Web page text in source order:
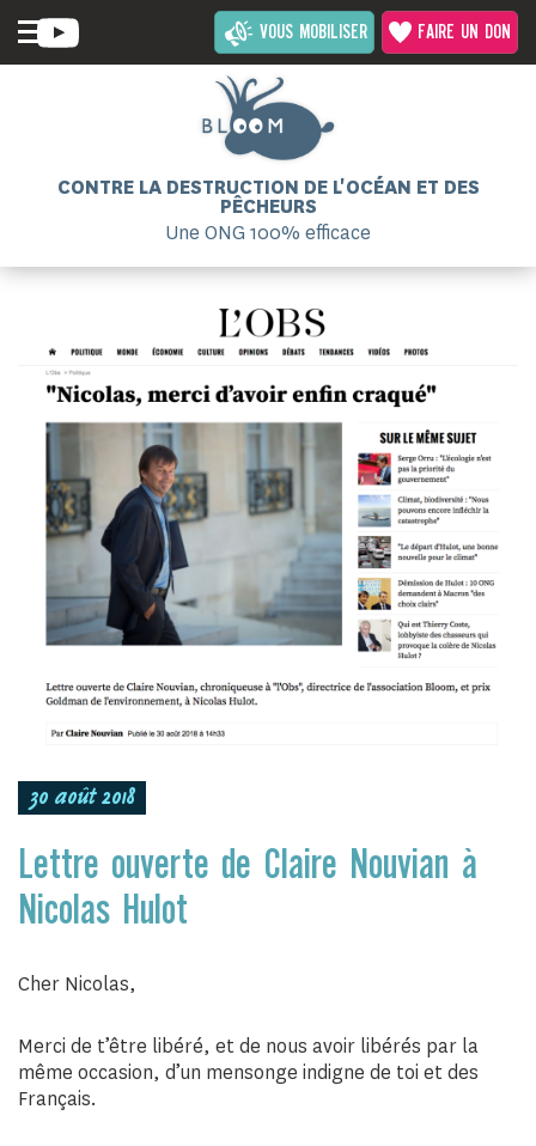
CONTRE LA DESTRUCTION DE L'OCÉAN ET DES
PÊCHEURS
Une ONG 100% efficace
VOUS MOBILISER FAIRE UN DON
30 août 2018
Lettre ouverte de Claire Nouvian à
Nicolas Hulot
Cher Nicolas,
Merci de t’être libéré, et de nous avoir libérés par la
même occasion, d’un mensonge indigne de toi et des
Français.